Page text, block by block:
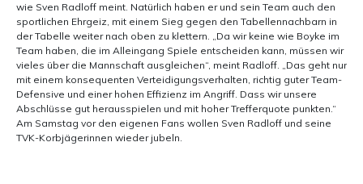
wie Sven Radloff meint. Natürlich haben er und sein Team auch den
sportlichen Ehrgeiz, mit einem Sieg gegen den Tabellennachbarn in
der Tabelle weiter nach oben zu klettern. „Da wir keine wie Boyke im
Team haben, die im Alleingang Spiele entscheiden kann, müssen wir
vieles über die Mannschaft ausgleichen“, meint Radloff. „Das geht nur
mit einem konsequenten Verteidigungsverhalten, richtig guter Team-
Defensive und einer hohen Effizienz im Angriff. Dass wir unsere
Abschlüsse gut herausspielen und mit hoher Trefferquote punkten.“
Am Samstag vor den eigenen Fans wollen Sven Radloff und seine
TVK-Korbjägerinnen wieder jubeln.